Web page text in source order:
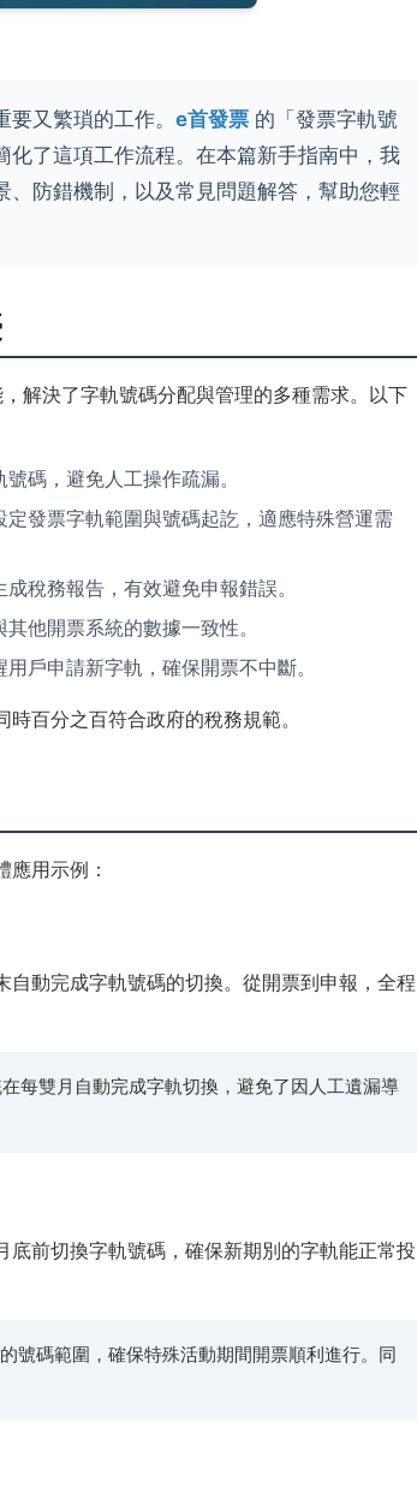
又繁瑣的工作。 e首發票 的「發票字軌號
了這項工作流程。在本篇新手指南中，我
防錯機制，以及常見問題解答，幫助您輕
解決了字軌號碼分配與管理的多種需求。以下
碼，避免人工操作疏漏。
發票字軌範圍與號碼起訖，適應特殊營運需
稅務報告，有效避免申報錯誤。
他開票系統的數據一致性。
戶申請新字軌，確保開票不中斷。
百分之百符合政府的稅務規範。
用示例：
動完成字軌號碼的切換。從開票到申報，全程
每雙月自動完成字軌切換，避免了因人工遺漏導
前切換字軌號碼，確保新期別的字軌能正常投
號碼範圍，確保特殊活動期間開票順利進行。同